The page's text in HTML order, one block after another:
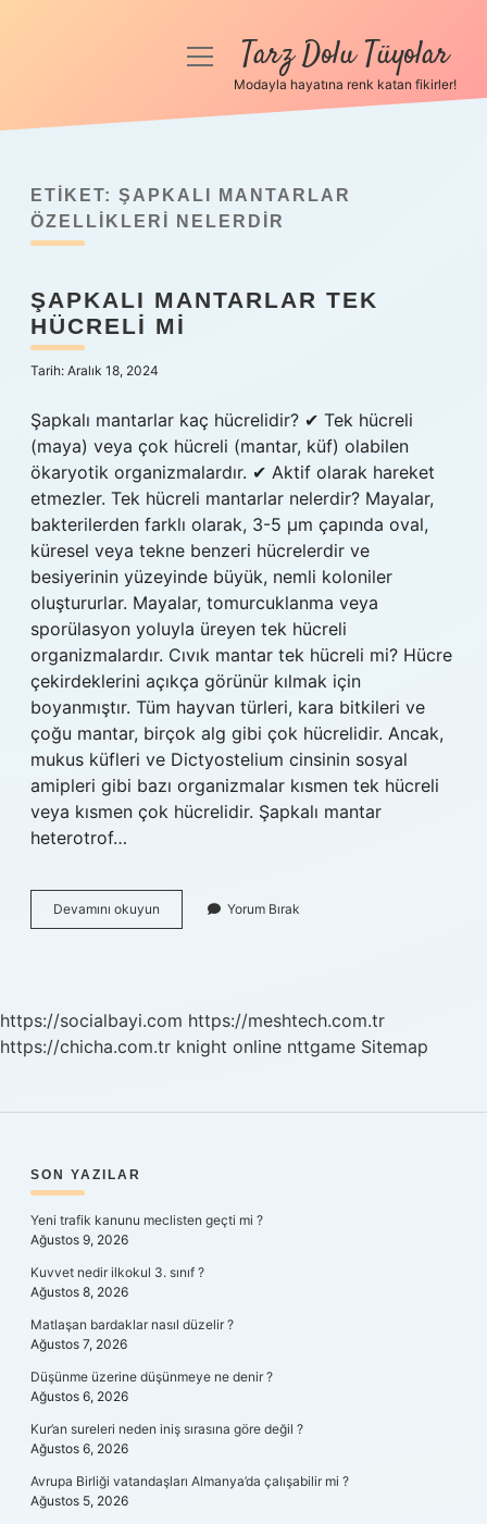
Anasayfa
Yasal Uyarı
menüyüTarz Dolu Tüyolar
Modayla hayatına renk katan fikirler!
ETIKET: ŞAPKALI MANTARLAR
ÖZELLIKLERI NELERDIR
ŞAPKALI MANTARLAR TEK
HÜCRELI MI
Tarih: Aralık 18, 2024
Şapkalı mantarlar kaç hücrelidir? ✔ Tek hücreli
(maya) veya çok hücreli (mantar, küf) olabilen
ökaryotik organizmalardır. ✔ Aktif olarak hareket
etmezler. Tek hücreli mantarlar nelerdir? Mayalar,
bakterilerden farklı olarak, 3-5 µm çapında oval,
küresel veya tekne benzeri hücrelerdir ve
besiyerinin yüzeyinde büyük, nemli koloniler
oluştururlar. Mayalar, tomurcuklanma veya
sporülasyon yoluyla üreyen tek hücreli
organizmalardır. Cıvık mantar tek hücreli mi? Hücre
çekirdeklerini açıkça görünür kılmak için
boyanmıştır. Tüm hayvan türleri, kara bitkileri ve
çoğu mantar, birçok alg gibi çok hücrelidir. Ancak,
mukus küfleri ve Dictyostelium cinsinin sosyal
amipleri gibi bazı organizmalar kısmen tek hücreli
veya kısmen çok hücrelidir. Şapkalı mantar
heterotrof…
Devamını okuyun
Mantarlar
Yorum Bırak
https://socialbayi.com https://meshtech.com.tr
https://chicha.com.tr knight online nttgame Sitemap
SIDEBAR
SON YAZILAR
Yeni trafik kanunu meclisten geçti mi ?
Ağustos 9, 2026
Kuvvet nedir ilkokul 3. sınıf ?
Ağustos 8, 2026
Matlaşan bardaklar nasıl düzelir ?
Ağustos 7, 2026
Düşünme üzerine düşünmeye ne denir ?
Ağustos 6, 2026
Kur’an sureleri neden iniş sırasına göre değil ?
Ağustos 6, 2026
Avrupa Birliği vatandaşları Almanya’da çalışabilir mi ?
Ağustos 5, 2026